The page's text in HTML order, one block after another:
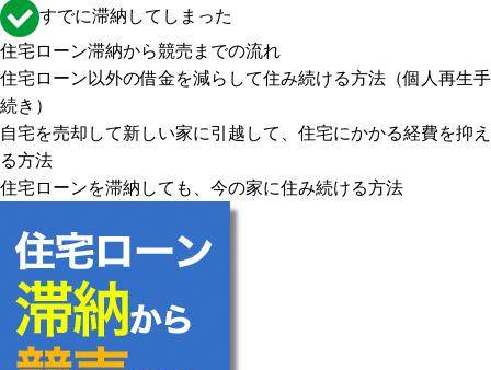
すでに滞納してしまった
住宅ローン滞納から競売までの流れ
住宅ローン以外の借金を減らして住み続ける方法（個人再生手
続き）
自宅を売却して新しい家に引越して、住宅にかかる経費を抑え
る方法
住宅ローンを滞納しても、今の家に住み続ける方法